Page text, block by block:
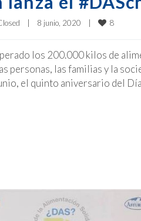
8 junio, 2020 8
los 200.000 kilos de
personas, las familias y la
el quinto aniversario del